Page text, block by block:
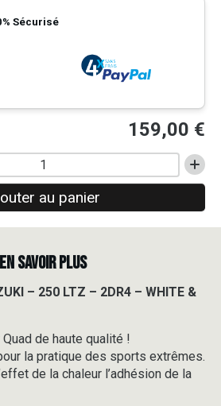
Sécurisé
159,00 €
au panier
EN SAVOIR PLUS
– 250 LTZ – 2DR4 – WHITE &
de haute qualité !
la pratique des sports extrêmes.
de la chaleur l’adhésion de la